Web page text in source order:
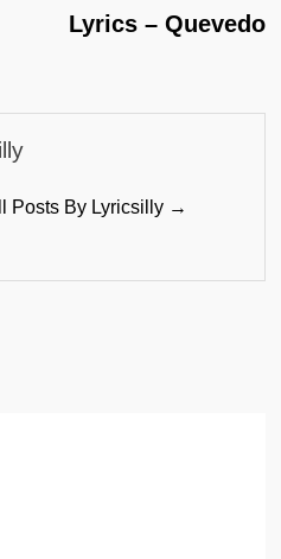
Lyrics – Quevedo
Posts By Lyricsilly →